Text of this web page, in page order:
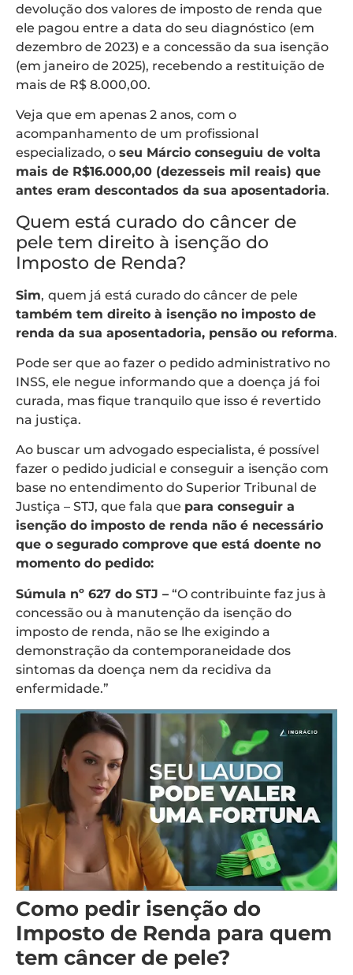
devolução dos valores de imposto de renda que
ele pagou entre a data do seu diagnóstico (em
dezembro de 2023) e a concessão da sua isenção
(em janeiro de 2025), recebendo a restituição de
mais de R$ 8.000,00.
Veja que em apenas 2 anos, com o
acompanhamento de um profissional
especializado, o seu Márcio conseguiu de volta
mais de R$16.000,00 (dezesseis mil reais) que
antes eram descontados da sua aposentadoria.
Quem está curado do câncer de
pele tem direito à isenção do
Imposto de Renda?
Sim, quem já está curado do câncer de pele
também tem direito à isenção no imposto de
renda da sua aposentadoria, pensão ou reforma.
Pode ser que ao fazer o pedido administrativo no
INSS, ele negue informando que a doença já foi
curada, mas fique tranquilo que isso é revertido
na justiça.
Ao buscar um advogado especialista, é possível
fazer o pedido judicial e conseguir a isenção com
base no entendimento do Superior Tribunal de
Justiça – STJ, que fala que para conseguir a
isenção do imposto de renda não é necessário
que o segurado comprove que está doente no
momento do pedido:
Súmula nº 627 do STJ – “O contribuinte faz jus à
concessão ou à manutenção da isenção do
imposto de renda, não se lhe exigindo a
demonstração da contemporaneidade dos
sintomas da doença nem da recidiva da
enfermidade.”
Como pedir isenção do
Imposto de Renda para quem
tem câncer de pele?